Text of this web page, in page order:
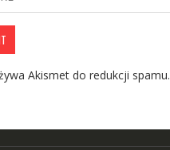
Akismet do redukcji spamu.